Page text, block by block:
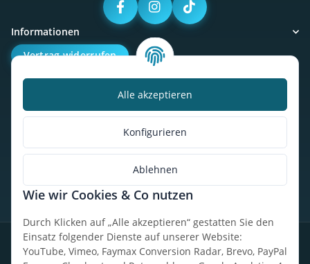
Alle akzeptieren
Konfigurieren
Ablehnen
Wie wir Cookies & Co nutzen
Durch Klicken auf „Alle akzeptieren“ gestatten Sie den
Einsatz folgender Dienste auf unserer Website:
YouTube, Vimeo, Faymax Conversion Radar, Brevo, PayPal
Informationen
Vertrag widerrufen
Kalorienbedarfsrechner
So findest du uns
* Alle Preise inkl. gesetzlicher USt., zzgl.Versand
DatenschutzWiderrufsrecht AGBImpressumSitemap